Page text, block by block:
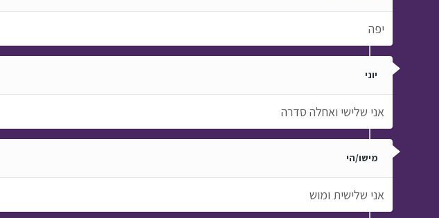
יפה
יוני
אני שלישי ואחלה סדרה
מישו/הי
אני שלישית ומוש